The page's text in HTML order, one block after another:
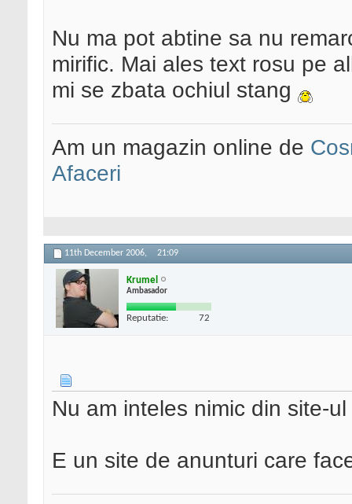
Nu ma pot abtine sa nu
mirific. Mai ales text rosu pe
mi se zbata ochiul stang
Am un magazin online de
Afaceri
11th December 2006, 21:09
Krumel
Ambasador
Reputatie: 72
Nu am inteles nimic din site-
E un site de anunturi care